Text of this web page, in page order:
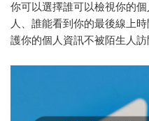
你可以選擇誰可以檢視你的
人、誰能看到你的最後線上
護你的個人資訊不被陌生人訪